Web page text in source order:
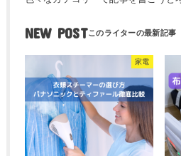
NEW POST
家電